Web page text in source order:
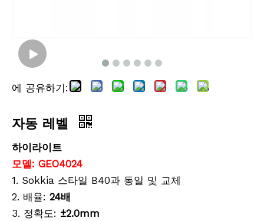
자동 레벨 자동 레벨
에 공유하기:
자동 레벨
하이라이트
모델: GEO4024
1. Sokkia 스타일 B40과 동일 및 교체
2. 배율: 24배
3. 정확도: ±2.0mm